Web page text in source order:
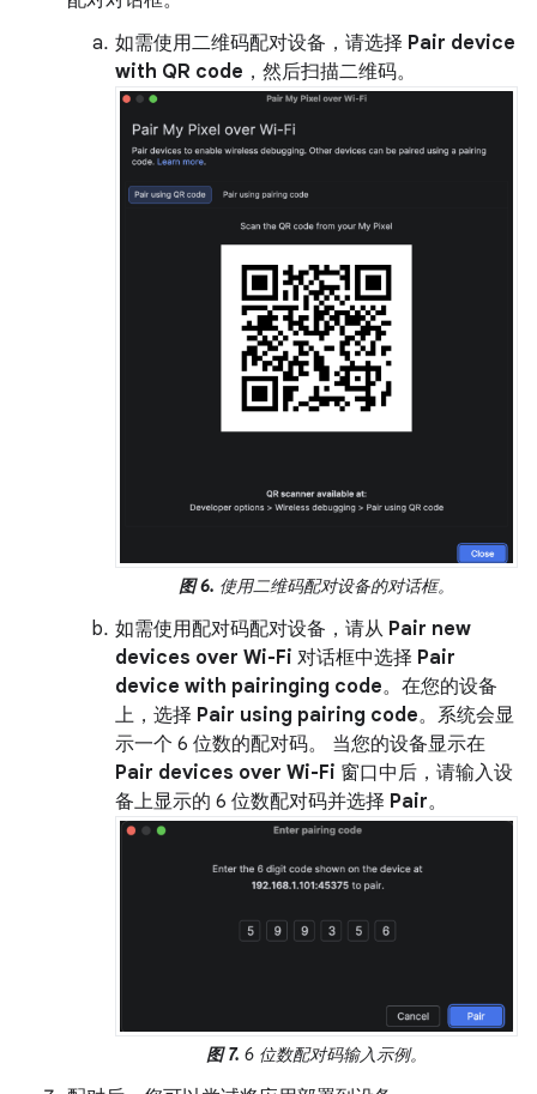
如需使用二维码配对设备，请选择 Pair device
with QR code ，然后扫描二维码。
图 6. 使用二维码配对设备的对话框。
如需使用配对码配对设备，请从 Pair new
devices over Wi-Fi 对话框中选择 Pair
device with pairinging code。在您的设备
上，选择 Pair using pairing code。系统会显
示一个 6 位数的配对码。 当您的设备显示在
Pair devices over Wi-Fi 窗口中后，请输入设
备上显示的 6 位数配对码并选择 Pair。
图 7. 6 位数配对码输入示例。